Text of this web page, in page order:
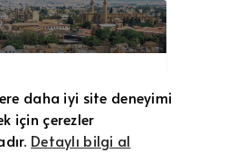
daha iyi site deneyimi
için çerezler
Detaylı bilgi al
Hizmetleri